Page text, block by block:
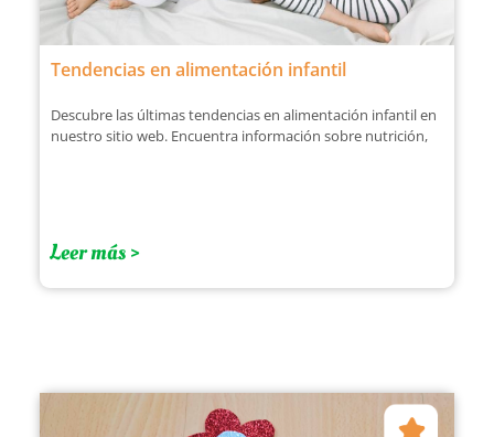
Tendencias en alimentación infantil
Descubre las últimas tendencias en alimentación infantil en
nuestro sitio web. Encuentra información sobre nutrición,
Leer más >